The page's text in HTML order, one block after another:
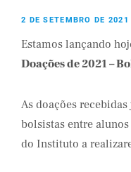
2 DE SETEMBRO DE 2021
Estamos lançando
Doações de 2021 –
As doações
bolsistas entre alunos
do Instituto a